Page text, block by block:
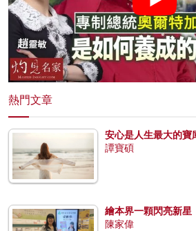
熱門文章
安心是人生最大的寶
譚寶碩
繪本界一顆閃亮新星
陳家偉